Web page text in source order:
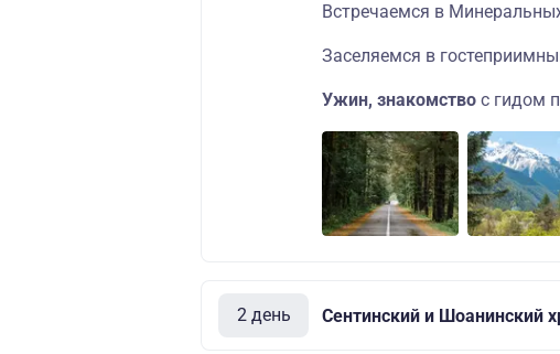
Встречаемся в
Заселяемся в
Ужин, знакомство с гидом
2 день Сентинский и